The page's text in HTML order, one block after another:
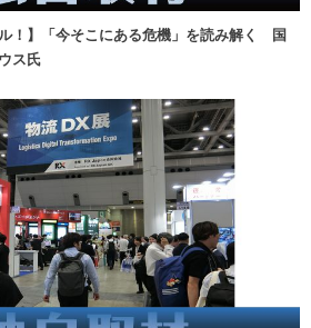
ル！】「今そこにある危機」を読み解く 国
ス氏